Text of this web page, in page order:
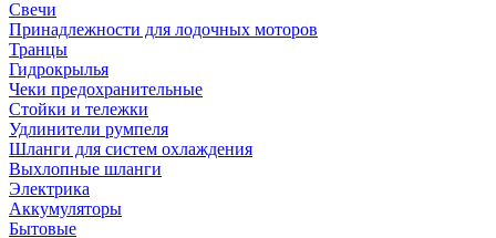
Свечи
Принадлежности для лодочных моторов
Транцы
Гидрокрылья
Чеки предохранительные
Стойки и тележки
Удлинители румпеля
Шланги для систем охлаждения
Выхлопные шланги
Электрика
Аккумуляторы
Бытовые